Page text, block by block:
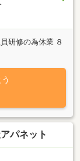
研修の為休業 ８
パネット